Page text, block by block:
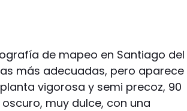
de mapeo en Santiago del
más adecuadas, pero aparece
vigorosa y semi precoz, 90
muy dulce, con una